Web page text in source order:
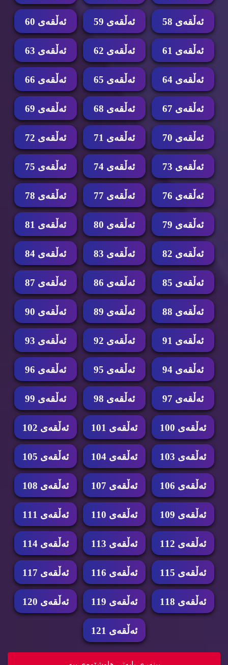
ئه‌ڵقه‌ی 58 ئه‌ڵقه‌ی 59 ئه‌ڵقه‌ی 60
ئه‌ڵقه‌ی 61 ئه‌ڵقه‌ی 62 ئه‌ڵقه‌ی 63
ئه‌ڵقه‌ی 64 ئه‌ڵقه‌ی 65 ئه‌ڵقه‌ی 66
ئه‌ڵقه‌ی 67 ئه‌ڵقه‌ی 68 ئه‌ڵقه‌ی 69
ئه‌ڵقه‌ی 70 ئه‌ڵقه‌ی 71 ئه‌ڵقه‌ی 72
ئه‌ڵقه‌ی 73 ئه‌ڵقه‌ی 74 ئه‌ڵقه‌ی 75
ئه‌ڵقه‌ی 76 ئه‌ڵقه‌ی 77 ئه‌ڵقه‌ی 78
ئه‌ڵقه‌ی 79 ئه‌ڵقه‌ی 80 ئه‌ڵقه‌ی 81
ئه‌ڵقه‌ی 82 ئه‌ڵقه‌ی 83 ئه‌ڵقه‌ی 84
ئه‌ڵقه‌ی 85 ئه‌ڵقه‌ی 86 ئه‌ڵقه‌ی 87
ئه‌ڵقه‌ی 88 ئه‌ڵقه‌ی 89 ئه‌ڵقه‌ی 90
ئه‌ڵقه‌ی 91 ئه‌ڵقه‌ی 92 ئه‌ڵقه‌ی 93
ئه‌ڵقه‌ی 94 ئه‌ڵقه‌ی 95 ئه‌ڵقه‌ی 96
ئه‌ڵقه‌ی 97 ئه‌ڵقه‌ی 98 ئه‌ڵقه‌ی 99
ئه‌ڵقه‌ی 100 ئه‌ڵقه‌ی 101 ئه‌ڵقه‌ی 102
ئه‌ڵقه‌ی 103 ئه‌ڵقه‌ی 104 ئه‌ڵقه‌ی 105
ئه‌ڵقه‌ی 106 ئه‌ڵقه‌ی 107 ئه‌ڵقه‌ی 108
ئه‌ڵقه‌ی 109 ئه‌ڵقه‌ی 110 ئه‌ڵقه‌ی 111
ئه‌ڵقه‌ی 112 ئه‌ڵقه‌ی 113 ئه‌ڵقه‌ی 114
ئه‌ڵقه‌ی 115 ئه‌ڵقه‌ی 116 ئه‌ڵقه‌ی 117
ئه‌ڵقه‌ی 118 ئه‌ڵقه‌ی 119 ئه‌ڵقه‌ی 120
ئه‌ڵقه‌ی 121
زنجیره‌ درامای ئه‌فسانه‌ی گوانگیتۆ ئه‌ڵقه‌ی 121...